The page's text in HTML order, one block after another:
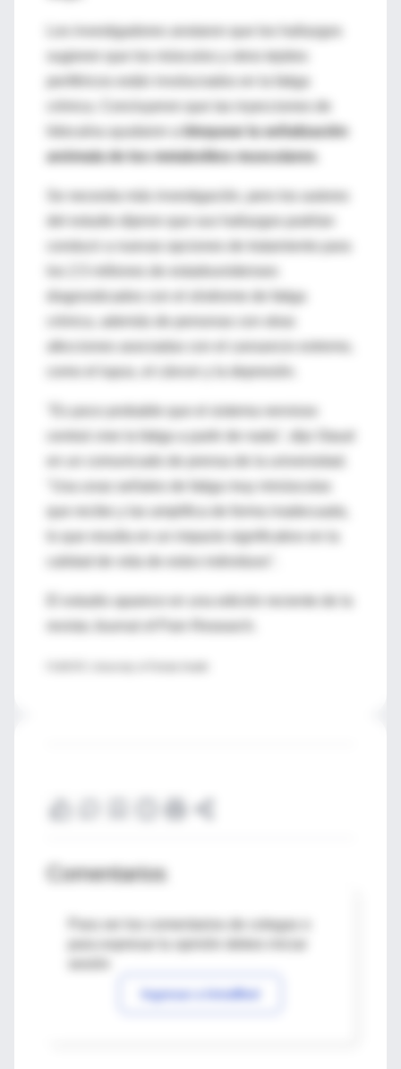
Los investigadores anotaron que los hallazgos
sugieren que los músculos y otros tejidos
periféricos están involucrados en la fatiga
bloquear la señalización
anómala de los metabolitos musculares
Se necesita más investigación, pero los autores
del estudio dijeron que sus hallazgos podrían
diagnosticados con el síndrome de fatiga
como el lupus, el cáncer y la depresión.
central cree la fatiga a partir de nada", dijo Staud
"Usa unas señales de fatiga muy minúsculas
lo que resulta en un impacto significativo en la
El estudio aparece en una edición reciente de la
Comentarios
Para ver los comentarios de colegas o
Ingresar a IntraMed